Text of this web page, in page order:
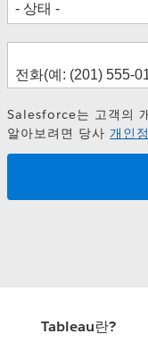
Salesforce는 고객의
알아보려면 당사 개인
Tableau란?